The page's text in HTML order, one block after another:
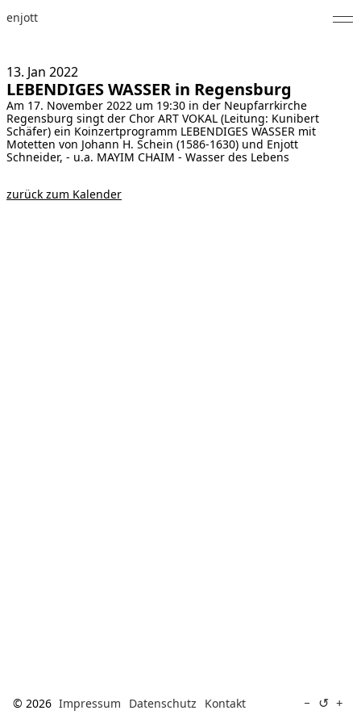
enjott
Selected Works
Werkverzeichnis
About
Fotos
13. Jan 2022
LEBENDIGES WASSER in Regensburg
Am 17. November 2022 um 19:30 in der Neupfarrkirche
Regensburg singt der Chor ART VOKAL (Leitung: Kunibert
Schäfer) ein Koinzertprogramm LEBENDIGES WASSER mit
Motetten von Johann H. Schein (1586-1630) und Enjott
Schneider, - u.a. MAYIM CHAIM - Wasser des Lebens
zurück zum Kalender
© 2026 Impressum Datenschutz Kontakt − ↺ +